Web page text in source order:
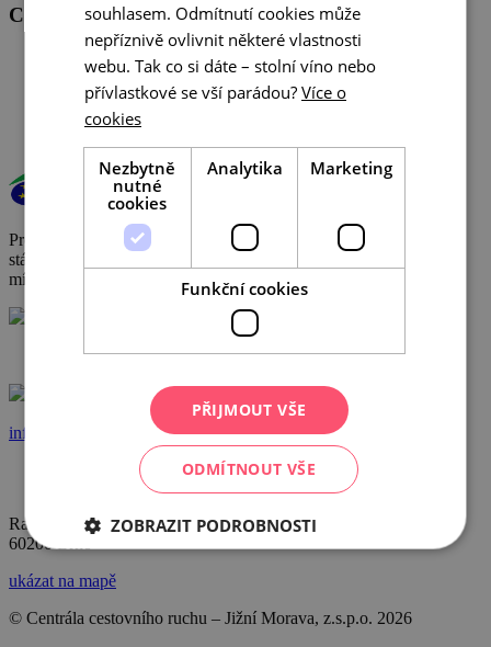
Centrála cestovního ruchu - Jižní Morava, z.s.p.o
Veřejné zakázky
GDPR
Cookies
Provoz a činnost DMO byly podpořeny za přispění prostředků
státního rozpočtu České republiky z programu Ministerstva pro
místní rozvoj.
+420 602 162 829
info@ccrjm.cz
Radnická 2
60200 Brno
ukázat na mapě
© Centrála cestovního ruchu – Jižní Morava, z.s.p.o. 2026
souhlasem. Odmítnutí cookies může
nepříznivě ovlivnit některé vlastnosti
webu. Tak co si dáte – stolní víno nebo
přívlastkové se vší parádou? Více o
cookies
Nezbytně
nutné
cookies
Analytika Marketing
Funkční cookies
PŘIJMOUT VŠE
ODMÍTNOUT VŠE
ZOBRAZIT PODROBNOSTI